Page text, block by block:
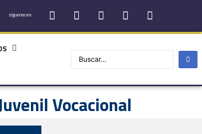
síguenos en:
Vocacional